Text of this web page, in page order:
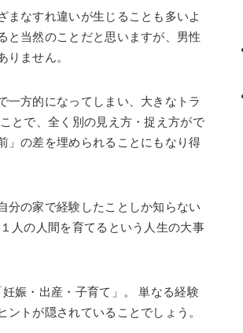
なすれ違いが生じることも多いよ
と当然のことだと思いますが、男性
ません。
一方的になってしまい、大きなトラ
とで、全く別の見え方・捉え方がで
」の差を埋められることにもなり得
の家で経験したことしか知らない
人の人間を育てるという人生の大事
娠・出産・子育て」。 単なる経験
トが隠されていることでしょう。